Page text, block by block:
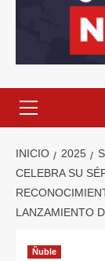
INICIO 2025
CELEBRA SU
LANZAMIENTO
Ñuble